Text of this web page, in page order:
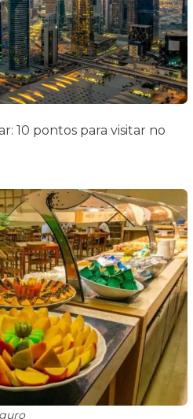
10 pontos para visitar no